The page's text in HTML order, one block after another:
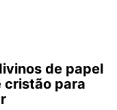
de papel
cristão para